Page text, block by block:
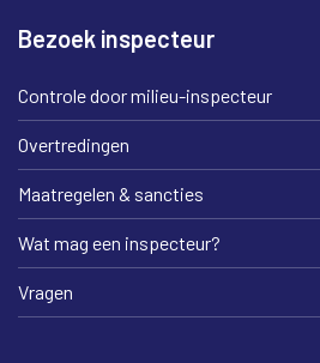
Bezoek inspecteur
Controle door milieu-inspecteur
Overtredingen
Maatregelen & sancties
Wat mag een inspecteur?
Vragen